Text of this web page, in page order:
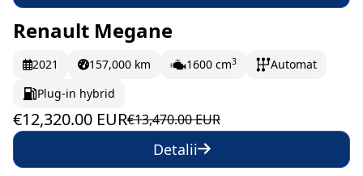
În stoc 205.33 EUR/lună
Renault Megane
2021 157,000 km 1600 cm3
Automat
Plug-in hybrid
€12,320.00 EUR€13,470.00 EUR
Detalii